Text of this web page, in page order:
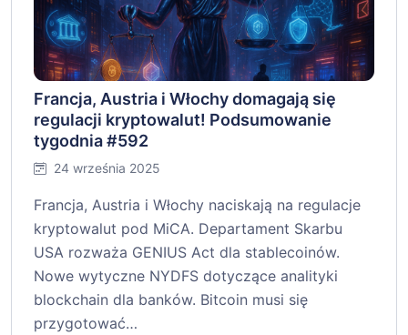
Francja, Austria i Włochy domagają się
regulacji kryptowalut! Podsumowanie
tygodnia #592
24 września 2025
Francja, Austria i Włochy naciskają na regulacje
kryptowalut pod MiCA. Departament Skarbu
USA rozważa GENIUS Act dla stablecoinów.
Nowe wytyczne NYDFS dotyczące analityki
blockchain dla banków. Bitcoin musi się
przygotować…